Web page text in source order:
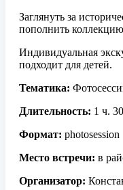
Заглянуть за
пополнить
Индивидуальная
подходит для детей.
Тематика:
Длительность: 1 ч.
Формат: photosession
Место встречи: в
Организатор: